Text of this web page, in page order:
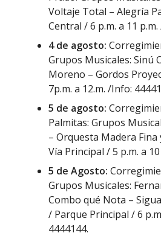
Voltaje Total – Alegría
Central / 6 p.m. a 11
4 de agosto:
Grupos Musicales: Sinú
Moreno – Gordos
7p.m. a 12.m. /Info:
5 de agosto:
Palmitas: Grupos
– Orquesta Madera Fina
Vía Principal / 5 p.m. a
5 de Agosto:
Grupos Musicales:
Combo qué Nota –
/ Parque Principal / 6
4444144.